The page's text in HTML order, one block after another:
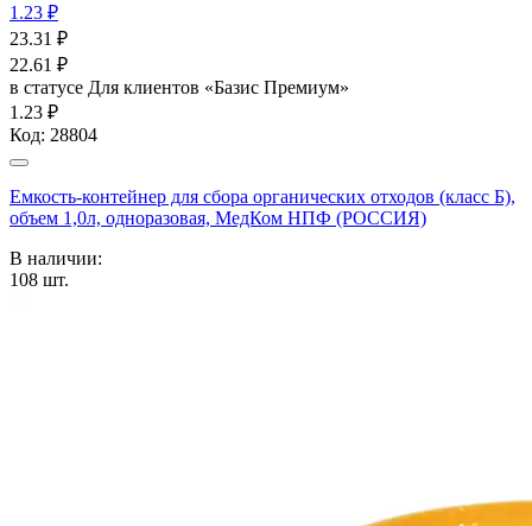
1.23 ₽
23.31 ₽
22.61 ₽
в статусе Для клиентов «Базис Премиум»
1.23 ₽
Код: 28804
Емкость-контейнер для сбора органических отходов (класс Б),
объем 1,0л, одноразовая, МедКом НПФ (РОССИЯ)
В наличии:
108 шт.